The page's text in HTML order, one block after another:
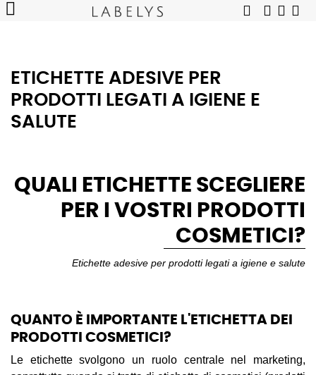
ETICHETTE ADESIVE PER
PRODOTTI LEGATI A IGIENE E
SALUTE
QUALI ETICHETTE SCEGLIERE
PER I VOSTRI PRODOTTI
COSMETICI?
Etichette adesive per prodotti legati a igiene e salute
QUANTO È IMPORTANTE L'ETICHETTA DEI
PRODOTTI COSMETICI?
Le etichette svolgono un ruolo centrale nel marketing,